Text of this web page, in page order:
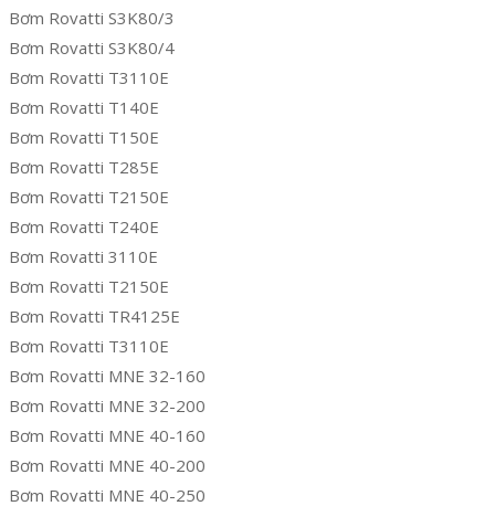
Bơm Rovatti S3K80/3
Bơm Rovatti S3K80/4
Bơm Rovatti T3110E
Bơm Rovatti T140E
Bơm Rovatti T150E
Bơm Rovatti T285E
Bơm Rovatti T2150E
Bơm Rovatti T240E
Bơm Rovatti 3110E
Bơm Rovatti T2150E
Bơm Rovatti TR4125E
Bơm Rovatti T3110E
Bơm Rovatti MNE 32-160
Bơm Rovatti MNE 32-200
Bơm Rovatti MNE 40-160
Bơm Rovatti MNE 40-200
Bơm Rovatti MNE 40-250